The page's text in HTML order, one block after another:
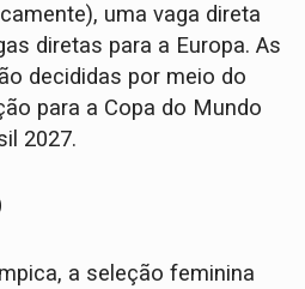
uma vaga direta
diretas para a Europa. As
decididas por meio do
para a Copa do Mundo
2027.
a seleção feminina